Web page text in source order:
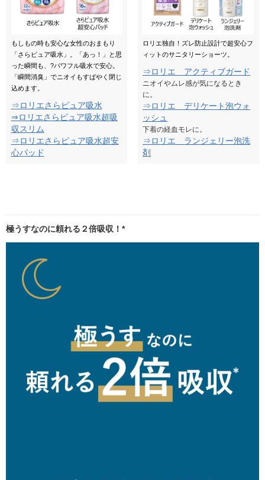
もしもの時も安心な女性のおまもり
「さらピュア吸水」。「あっ！」と思
った瞬間も、?パワフル吸水で安心。
「瞬間消臭」でニオイもすばやく閉じ
込めます。
⇒ロリエさらピュア吸水
⇒ロリエさらピュア吸水超吸
収スリム
⇒ロリエさらピュア吸水超安
心パッド
ロリエ独自！ズレ防止設計で超安心フ
ィットのサニタリーショーツ。
⇒ロリエ アクティブガード
ニオイやムレ感が気になるとき
に。
⇒ロリエ デリケート泡ウォ
ッシュ
下着の経血モレに。
⇒ロリエ ランジェリー泡洗
剤
極うすなのに頼れる２倍吸収！*